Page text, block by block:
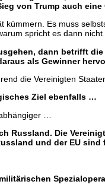
von Trump auch eine
kümmern. Es muss
spricht es dann
dann betrifft
als Gewinner
die Vereinigten
Ziel ebenfalls …
…
Russland. Die
und der EU